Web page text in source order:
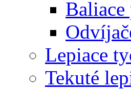
Baliace
Lepiace
Tekuté